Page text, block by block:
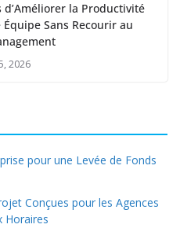
d’Améliorer la Productivité
Sans Recourir au
2026
pour une Levée de Fonds
Conçues pour les Agences
Horaires